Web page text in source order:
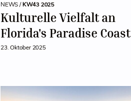
NEWS /KW43 2025
Kulturelle Vielfalt an
Florida's Paradise Coast
23. Oktober 2025